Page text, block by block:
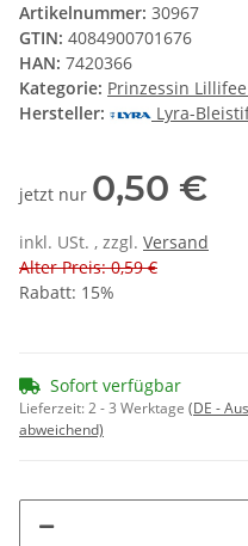
Artikelnummer: 30967
GTIN: 4084900701676
HAN: 7420366
Kategorie: Prinzessin
Hersteller:
Lyra-
jetzt nur 0,50 €
inkl. USt. , zzgl. Versand
Alter Preis: 0,59 €
Rabatt: 15%
Sofort verfügbar
Lieferzeit:2 - 3 Werktage (DE -
abweichend)